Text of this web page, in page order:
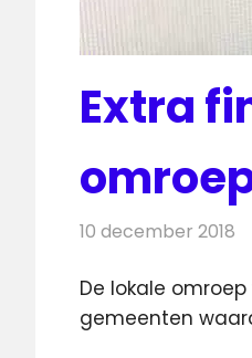
Extra
10 december 2018
De lokale
gemeenten